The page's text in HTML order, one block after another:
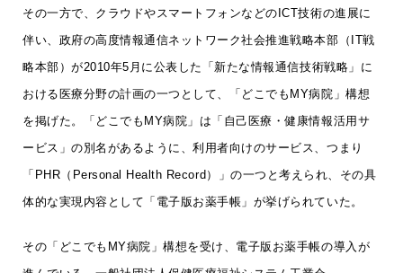
その一方で、クラウドやスマートフォンなどのICT技術の進展に
伴い、政府の高度情報通信ネットワーク社会推進戦略本部（IT戦
略本部）が2010年5月に公表した「新たな情報通信技術戦略」に
おける医療分野の計画の一つとして、「どこでもMY病院」構想
を掲げた。「どこでもMY病院」は「自己医療・健康情報活用サ
ービス」の別名があるように、利用者向けのサービス、つまり
「PHR（Personal Health Record）」の一つと考えられ、その具
体的な実現内容として「電子版お薬手帳」が挙げられていた。
その「どこでもMY病院」構想を受け、電子版お薬手帳の導入が